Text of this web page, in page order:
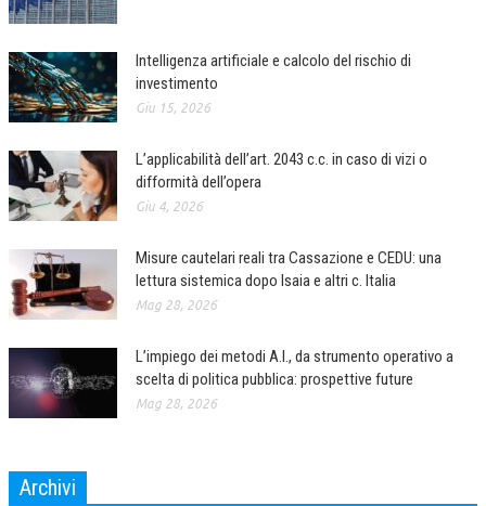
Intelligenza artificiale e calcolo del rischio di
investimento
Giu 15, 2026
L’applicabilità dell’art. 2043 c.c. in caso di vizi o
difformità dell’opera
Giu 4, 2026
Misure cautelari reali tra Cassazione e CEDU: una
lettura sistemica dopo Isaia e altri c. Italia
Mag 28, 2026
L’impiego dei metodi A.I., da strumento operativo a
scelta di politica pubblica: prospettive future
Mag 28, 2026
Archivi